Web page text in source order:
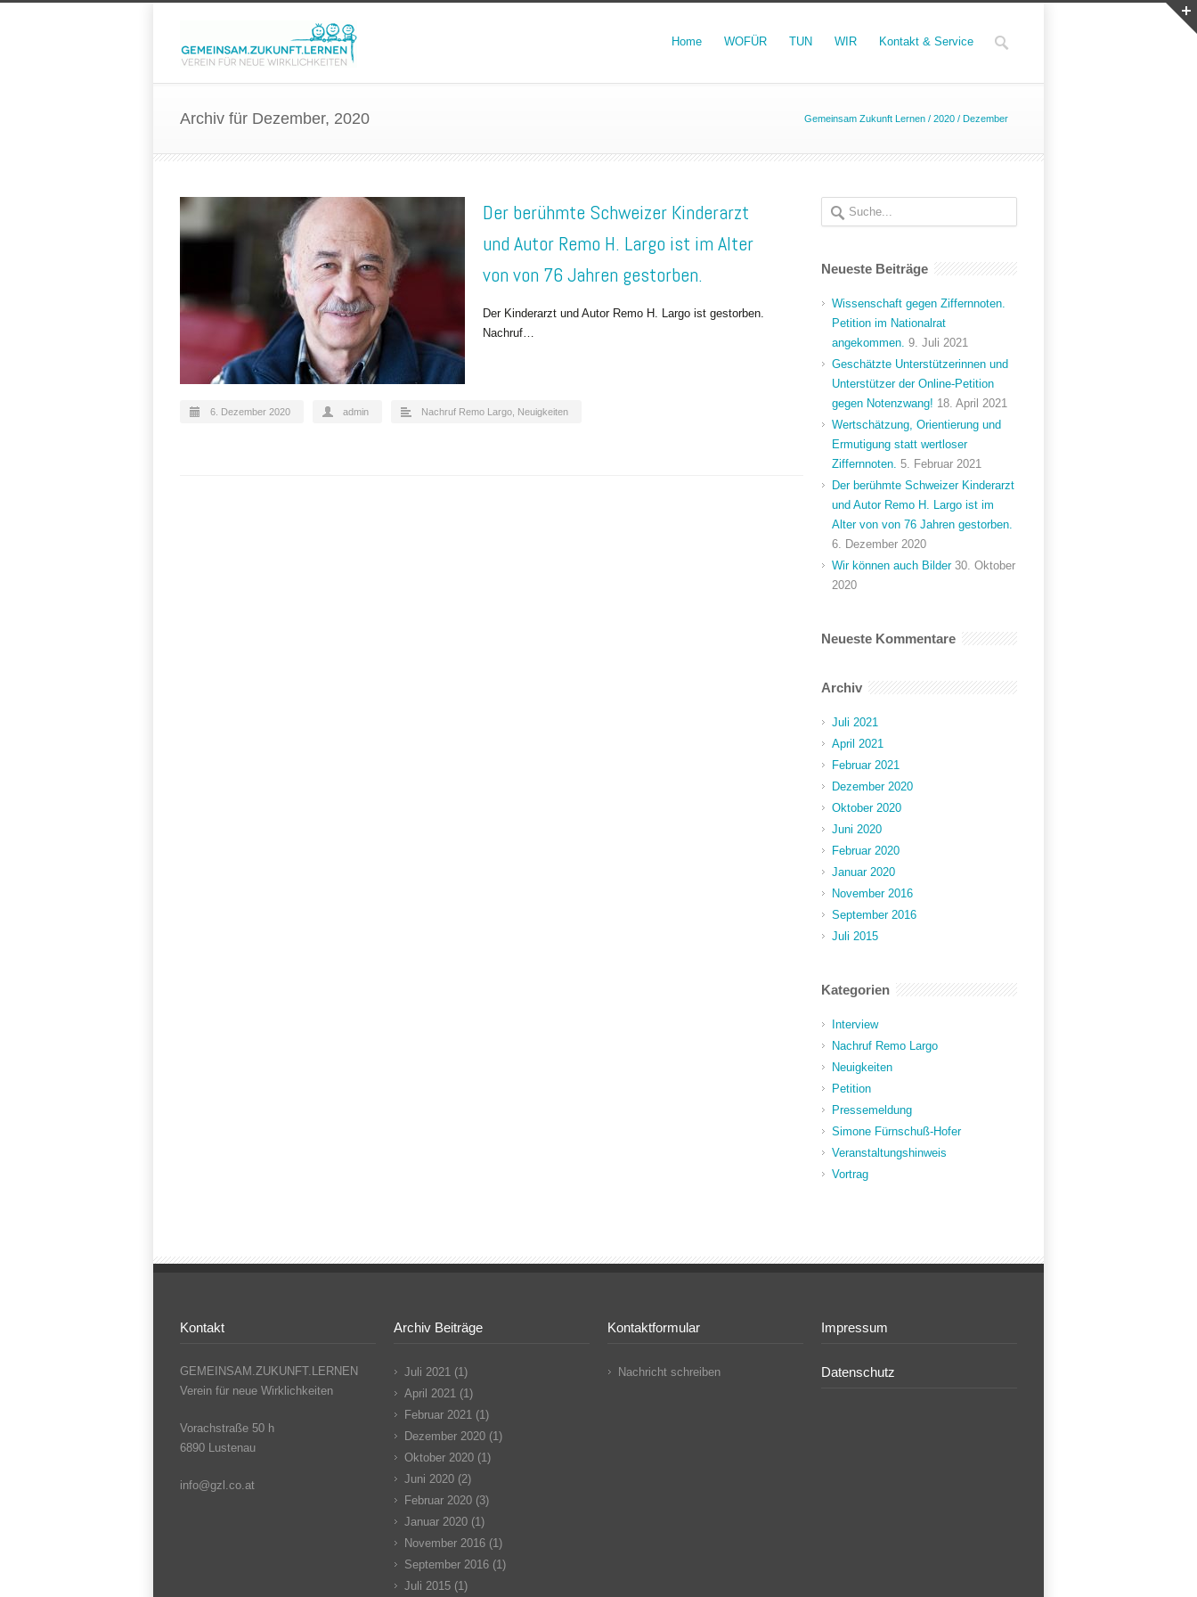
Home WOFÜR TUN WIR Kontakt & Service
Archiv für Dezember, 2020 Gemeinsam Zukunft Lernen / 2020 / Dezember
Der berühmte Schweizer Kinderarzt
und Autor Remo H. Largo ist im Alter
von von 76 Jahren gestorben.
Der Kinderarzt und Autor Remo H. Largo ist gestorben.
Nachruf…
6. Dezember 2020 admin Nachruf Remo Largo Neuigkeiten
Neueste Beiträge
Wissenschaft gegen Ziffernnoten.
Petition im Nationalrat
angekommen. 9. Juli 2021
Geschätzte Unterstützerinnen und
Unterstützer der Online-Petition
gegen Notenzwang! 18. April 2021
Wertschätzung, Orientierung und
Ermutigung statt wertloser
Ziffernnoten. 5. Februar 2021
Der berühmte Schweizer Kinderarzt
und Autor Remo H. Largo ist im
Alter von von 76 Jahren gestorben.
6. Dezember 2020
Wir können auch Bilder 30. Oktober
2020
Neueste Kommentare
Archiv
Juli 2021
April 2021
Februar 2021
Dezember 2020
Oktober 2020
Juni 2020
Februar 2020
Januar 2020
November 2016
September 2016
Juli 2015
Kategorien
Interview
Nachruf Remo Largo
Neuigkeiten
Petition
Pressemeldung
Simone Fürnschuß-Hofer
Veranstaltungshinweis
Vortrag
Kontakt
GEMEINSAM.ZUKUNFT.LERNEN
Verein für neue Wirklichkeiten
Vorachstraße 50 h
6890 Lustenau
info@gzl.co.at
Archiv Beiträge
Juli 2021 (1)
April 2021 (1)
Februar 2021 (1)
Dezember 2020 (1)
Oktober 2020 (1)
Juni 2020 (2)
Februar 2020 (3)
Januar 2020 (1)
November 2016 (1)
September 2016 (1)
Juli 2015 (1)
Kontaktformular
Nachricht schreiben
Impressum
Datenschutz